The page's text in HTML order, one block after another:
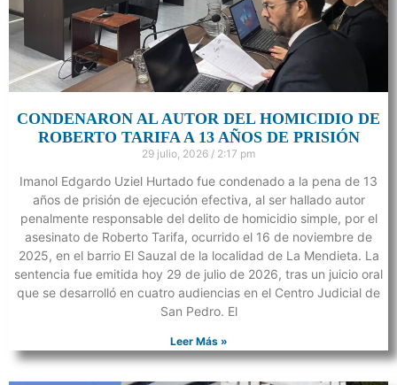
CONDENARON AL AUTOR DEL HOMICIDIO DE
ROBERTO TARIFA A 13 AÑOS DE PRISIÓN
29 julio, 2026 2:17 pm
Imanol Edgardo Uziel Hurtado fue condenado a la pena de 13
años de prisión de ejecución efectiva, al ser hallado autor
penalmente responsable del delito de homicidio simple, por el
asesinato de Roberto Tarifa, ocurrido el 16 de noviembre de
2025, en el barrio El Sauzal de la localidad de La Mendieta. La
sentencia fue emitida hoy 29 de julio de 2026, tras un juicio oral
que se desarrolló en cuatro audiencias en el Centro Judicial de
San Pedro. El
Leer Más »